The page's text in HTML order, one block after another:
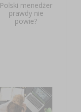
Polski menedżer
prawdy nie
powie?